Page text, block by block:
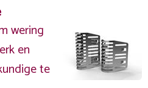
wering
en
te